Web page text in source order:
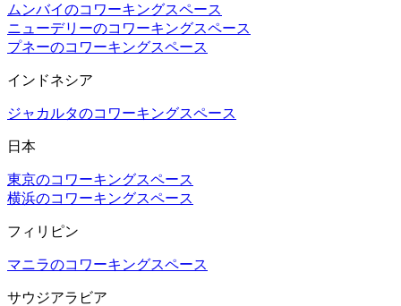
ムンバイのコワーキングスペース
ニューデリーのコワーキングスペース
プネーのコワーキングスペース
インドネシア
ジャカルタのコワーキングスペース
日本
東京のコワーキングスペース
横浜のコワーキングスペース
フィリピン
マニラのコワーキングスペース
サウジアラビア